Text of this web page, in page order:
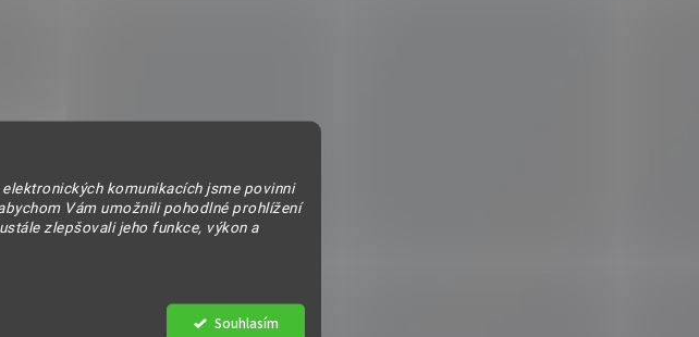
komunikacích jsme povinni
Vám umožnili pohodlné prohlížení
zlepšovali jeho funkce, výkon a
Souhlasím